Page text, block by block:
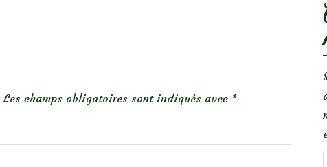
Les champs obligatoires sont indiqués avec *